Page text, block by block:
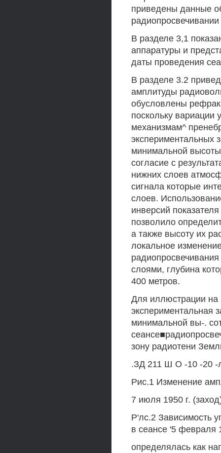
приведены данные
В разделе 3,1
аппаратуры и
даты проведения
В разделе 3.2
амплитуды
обусловлены
поскольку вариации
механизмам^
экспериментальных
минимальной высоты
согласие с
нижних слоев
сигнала которые
слоев.
инверсий
позволило
а также высоту их
локальное
слоями, глубина
400 метров.
Для иллюстрации на
экспериментальная
минимальной вы-.
зону радиотени
.ЗД 211 Ш О -10 -20
Рис.1 Изменение
7 июля 1950 г.
Р'лс.2 Зависимость
в сеансе '5 февраля
определялась как